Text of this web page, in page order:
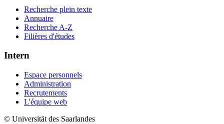
Recherche plein texte
Annuaire
Recherche A-Z
Filières d'études
Intern
Espace personnels
Administration
Recrutements
L'équipe web
© Universität des Saarlandes